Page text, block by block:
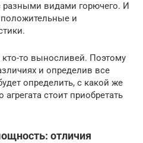
видами горючего. И
и
кто-то выносливей. Поэтому
и определив все
определить, с какой же
стоит приобретать
отличия